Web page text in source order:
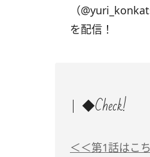
（
を配信！
◆Check!
＜＜第1話はこ